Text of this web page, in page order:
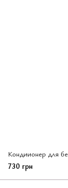
730 грн